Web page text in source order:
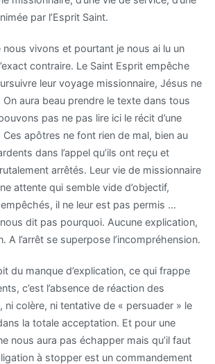
par l’Esprit Saint.
nous vivons et pourtant je nous ai lu un
contraire. Le Saint Esprit empêche
leur voyage missionnaire, Jésus ne
aura beau prendre le texte dans tous
pas ne pas lire ici le récit d’une
apôtres ne font rien de mal, bien au
dans l’appel qu’ils ont reçu et
arrêtés. Leur vie de missionnaire
attente qui semble vide d’objectif,
il ne leur est pas permis …
dit pas pourquoi. Aucune explication,
A l’arrêt se superpose l’incompréhension.
du manque d’explication, ce qui frappe
c’est l’absence de réaction des
ni colère, ni tentative de « persuader » le
la totale acceptation. Et pour une
nous aura pas échapper mais qu’il faut
à stopper est un commandement